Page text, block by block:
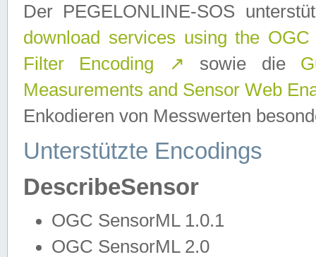
Der PEGELONLINE-SOS
download services using the
Filter Encoding
↗ sowie die
Measurements and Sensor Web
Enkodieren von Messwerten
Unterstützte Encodings
DescribeSensor
OGC SensorML 1.0.1
OGC SensorML 2.0